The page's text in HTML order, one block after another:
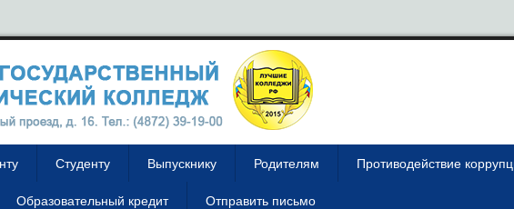
Студенту Выпускнику Родителям Противодействие
Образовательный кредит Отправить письмо